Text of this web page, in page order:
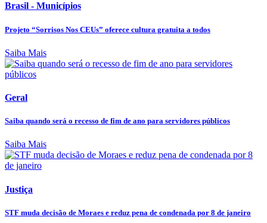
Brasil - Municípios
Projeto “Sorrisos Nos CEUs” oferece cultura gratuita a todos
Saiba Mais
Geral
Saiba quando será o recesso de fim de ano para servidores públicos
Saiba Mais
Justiça
STF muda decisão de Moraes e reduz pena de condenada por 8 de janeiro